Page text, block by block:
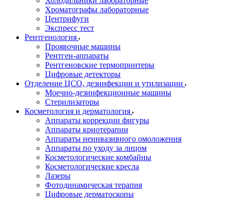
Хроматографы лабораторные
Центрифуги
Экспресс тест
Рентгенология
Проявочные машины
Рентген-аппараты
Рентгеновские термопринтеры
Цифровые детекторы
Отделение ЦСО, дезинфекции и утилизации
Моечно-дезинфекционные машины
Стерилизаторы
Косметология и дерматология
Аппараты коррекции фигуры
Аппараты криотерапии
Аппараты неинвазивного омоложения
Аппараты по уходу за лицом
Косметологические комбайны
Косметологические кресла
Лазеры
Фотодинамическая терапия
Цифровые дерматоскопы